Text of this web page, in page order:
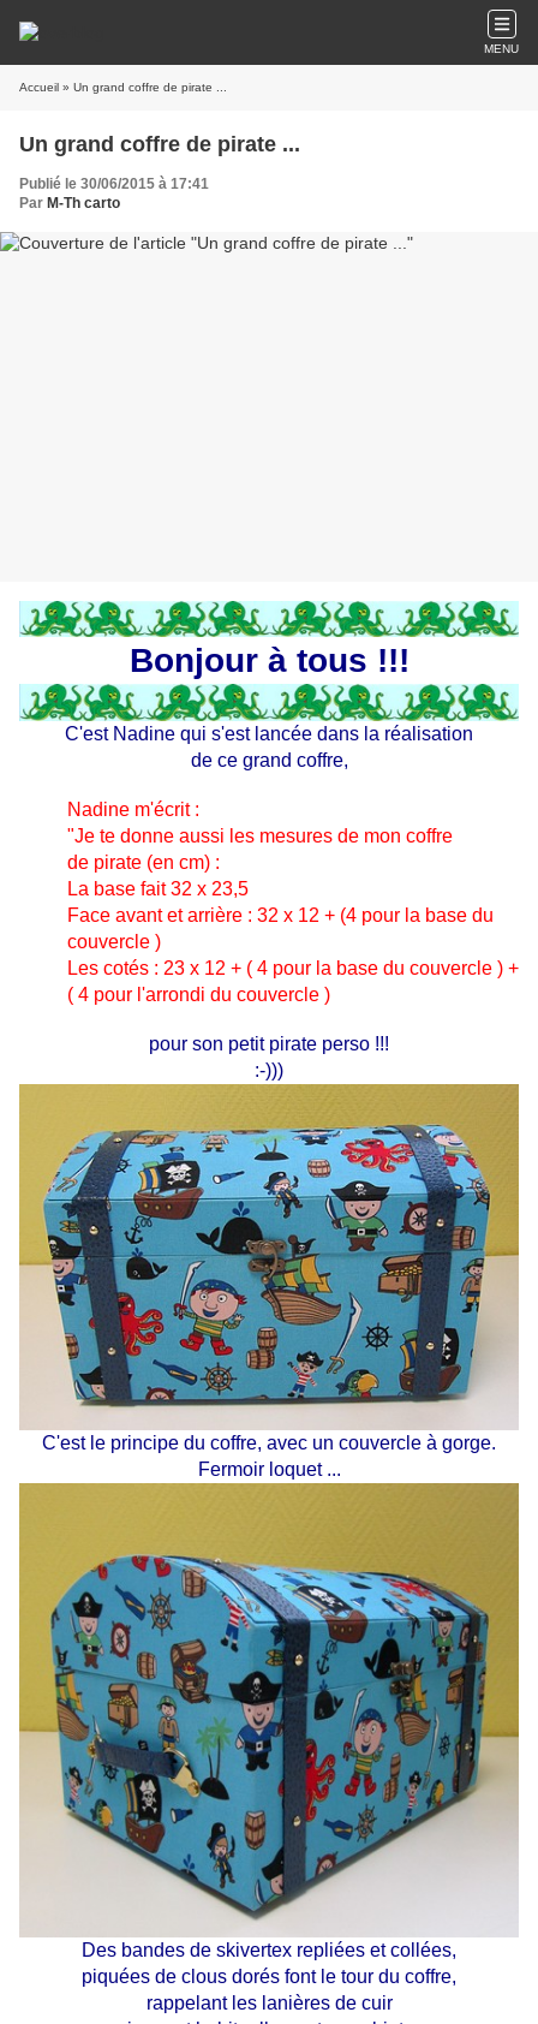
MENU
Accueil » Un grand coffre de pirate ...
Un grand coffre de pirate ...
Publié le 30/06/2015 à 17:41
Par M-Th carto
Bonjour à tous !!!
C'est Nadine qui s'est lancée dans la réalisation
de ce grand coffre,
Nadine m'écrit :
"Je te donne aussi les mesures de mon coffre
de pirate (en cm) :
La base fait 32 x 23,5
Face avant et arrière : 32 x 12 + (4 pour la base du
couvercle )
Les cotés : 23 x 12 + ( 4 pour la base du couvercle ) +
( 4 pour l'arrondi du couvercle )
pour son petit pirate perso !!!
:-)))
C'est le principe du coffre, avec un couvercle à gorge.
Fermoir loquet ...
Des bandes de skivertex repliées et collées,
piquées de clous dorés font le tour du coffre,
rappelant les lanières de cuir